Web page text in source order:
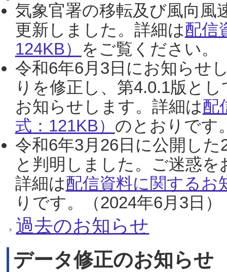
気象官署の移転及び風向風
更新しました。詳細は配信
124KB） をご覧ください。
令和6年6月3日にお知らせ
りを修正し、第4.0.1版と
お知らせします。詳細は配
式：121KB） のとおりです
令和6年3月26日に公開し
と判明しました。ご迷惑
詳細は配信資料に関するお
りです。（2024年6月3日）
過去のお知らせ
データ修正のお知らせ